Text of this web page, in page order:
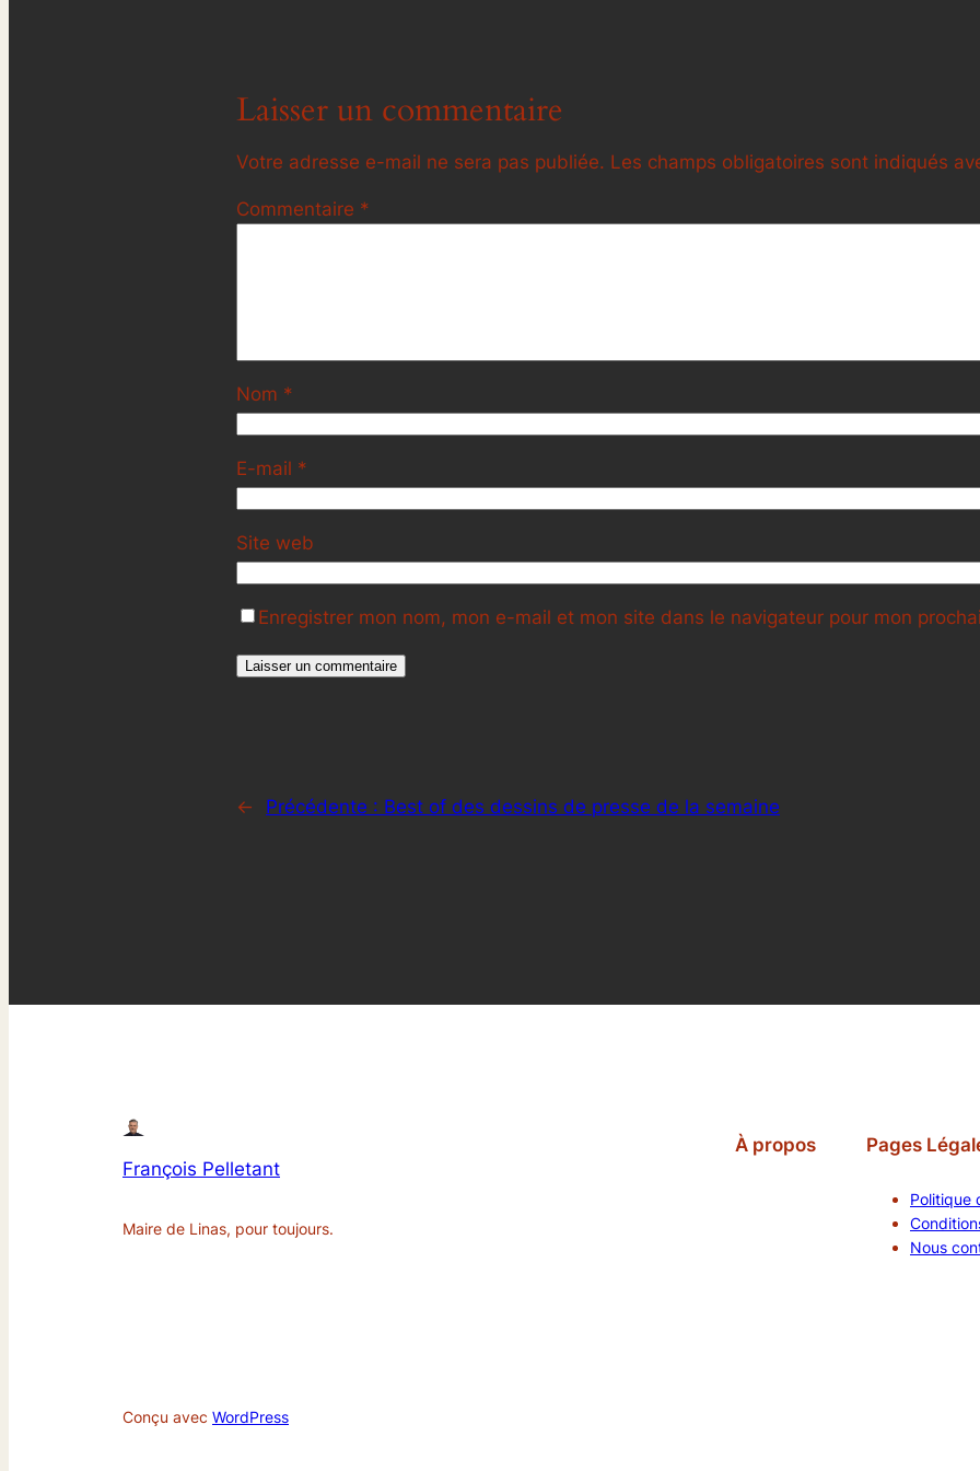
Laisser un commentaire
Votre adresse e-mail ne sera pas publiée. Les champs obligatoires sont indiqués
Commentaire *
Nom *
E-mail *
Site web
Enregistrer mon nom, mon e-mail et mon site dans le navigateur pour mon
← Précédente : Best of des dessins de presse de la semaine
François Pelletant
Maire de Linas, pour toujours.
À propos Pages
Politique
Nous
Conçu avec WordPress